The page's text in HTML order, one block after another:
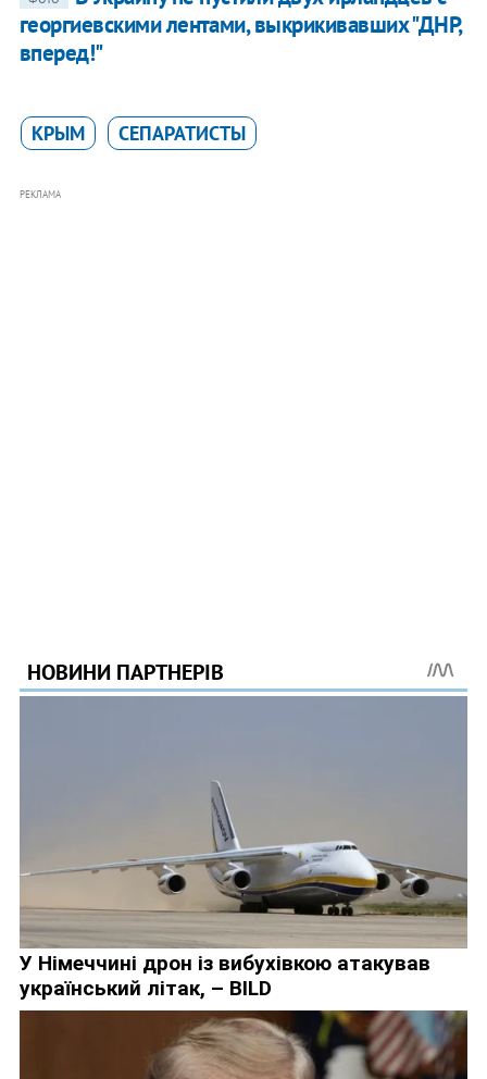
георгиевскими лентами, выкрикивавших "ДНР,
вперед!"
КРЫМ СЕПАРАТИСТЫ
РЕКЛАМА